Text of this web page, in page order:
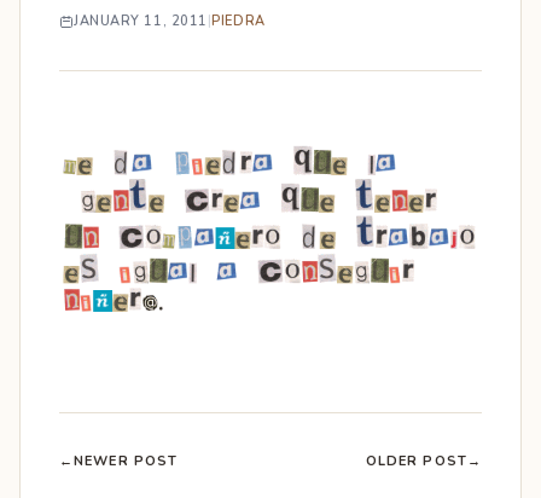
JANUARY 11, 2011 |PIEDRA
←NEWER POST OLDER POST →